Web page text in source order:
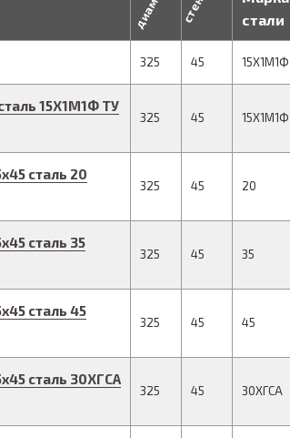
стали
325 45 15Х1М1Ф
15Х1М1Ф ТУ
325 45 15Х1М1Ф
х45 сталь 20
325 45 20
х45 сталь 35
325 45 35
х45 сталь 45
325 45 45
х45 сталь 30ХГСА
325 45 30ХГСА